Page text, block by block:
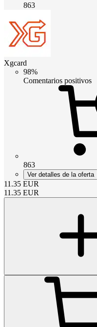
863
Xgcard
98%
Comentarios positivos
863
Ver detalles de la oferta
11.35 EUR
11.35 EUR